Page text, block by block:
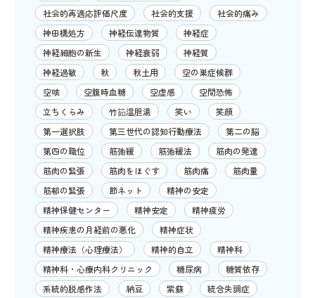
社会的再適応評価尺度
社会的支援
社会的痛み
神田橋処方
神経伝達物質
神経症
神経細胞の新生
神経衰弱
神経質
神経過敏
秋 秋土用
空の巣症候群
空咳
空腹時血糖 空虚感
空間恐怖
立ちくらみ
竹筎温胆湯 笑い
笑顔
第一選択肢
第三世代の認知行動療法
第二の脳
第四の職位
筋弛緩 筋弛緩法
筋肉の発達
筋肉の緊張
筋肉をほぐす 筋肉痛
筋肉量
筋郁の緊張
節ネット
精神の安定
精神保健センター
精神安定
精神疲労
精神疾患の月経前の悪化
精神症状
精神療法（心理療法）
精神的自立
精神科
精神科・心療内科クリニック
糖尿病
糖質依存
系統的脱感作法
納豆 紫蘇
統合失調症